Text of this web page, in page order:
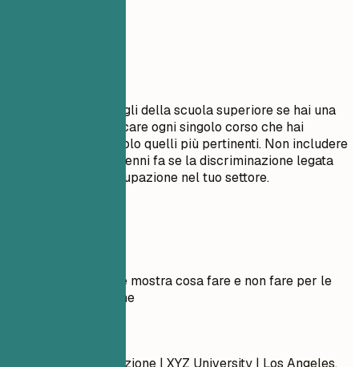
Non includere dettagli della scuola superiore se hai una
laurea. Evita di elencare ogni singolo corso che hai
seguito; seleziona solo quelli più pertinenti. Non includere
date di laurea di decenni fa se la discriminazione legata
all'età è una preoccupazione nel tuo settore.
Esempio pratico che mostra cosa fare e non fare per le
sezioni sull'istruzione
Laurea in Comunicazione | XYZ University | Los Angeles,